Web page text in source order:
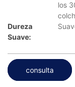
los
Dureza
Suave:
consulta